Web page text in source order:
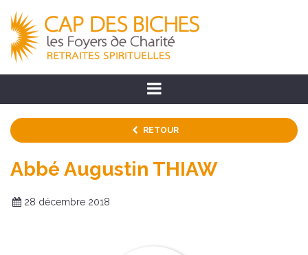
RETOUR
Abbé Augustin THIAW
28 décembre 2018